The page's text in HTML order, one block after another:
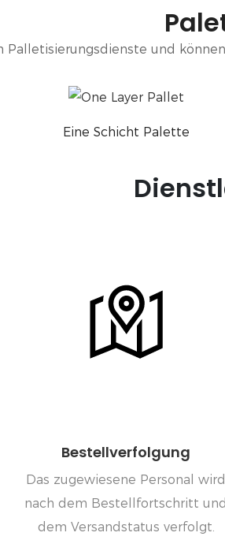
Palletisierungsdienste und
Eine Schicht Palette
Bestellverfolgung
Das zugewiesene Personal wird
nach dem Bestellfortschritt und
dem Versandstatus verfolgt.